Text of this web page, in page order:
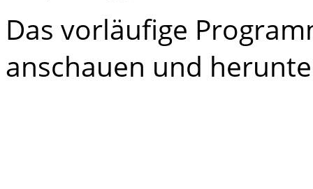
Das vorläufige
anschauen und